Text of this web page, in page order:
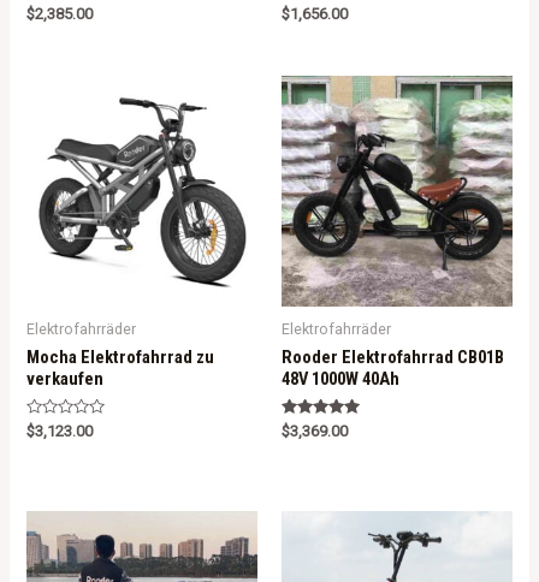
R
a
$2,385.00
R
a
0
o
u
t
o
f
5
$1,656.00
Elektrofahrräder
Mocha Elektrofahrrad zu
verkaufen
R
a
o
u
t
o
f
$3,123.00
Elektrofahrräder
Rooder Elektrofahrrad CB01B
48V 1000W 40Ah
Rated
5.00
$3,369.00